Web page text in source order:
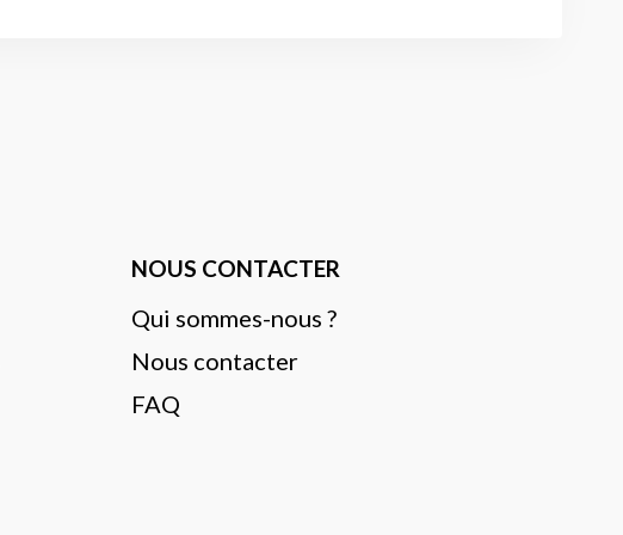
NOUS CONTACTER
Qui sommes-nous ?
Nous contacter
FAQ